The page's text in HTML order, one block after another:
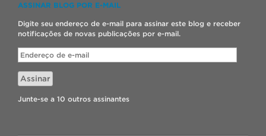
ASSINAR BLOG POR E-MAIL
Digite seu endereço de e-mail para assinar este blog e receber
notificações de novas publicações por e-mail.
Endereço
de
e-
mail
Assinar
Junte-se a 10 outros assinantes